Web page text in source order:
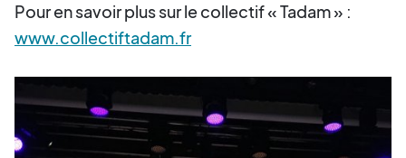
Pour en savoir plus sur le collectif « Tadam » :
www.collectiftadam.fr